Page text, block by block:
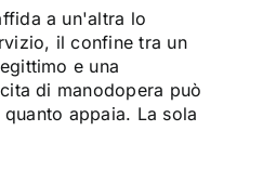
a un'altra lo
il confine tra un
e una
di manodopera può
appaia. La sola